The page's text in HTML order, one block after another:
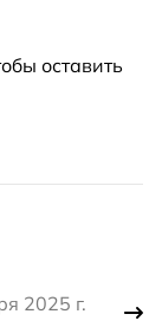
оставить
2025 г.